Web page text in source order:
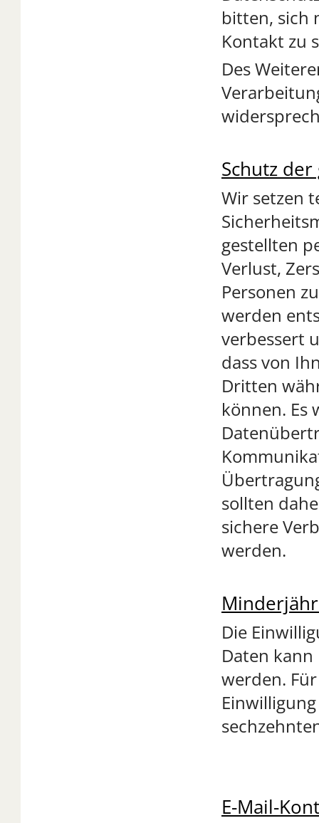
bitten, sich
Kontakt zu
Des
Schutz
Wir setzen
gestellten
Verlust,
Personen
werden
verbessert
dass von
Dritten
können. Es
sollten
sichere
werden.
Die
Daten
werden.
E-Mail-